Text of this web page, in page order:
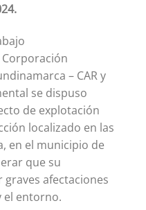
– CAR y
se dispuso
de explotación
localizado en las
en el municipio de
que su
afectaciones
el entorno.